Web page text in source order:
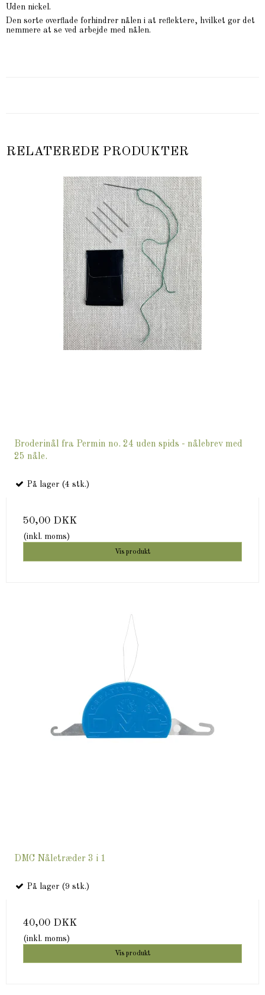
Uden nickel.
Den sorte overflade forhindrer nålen i at reflektere, hvilket gør det
nemmere at se ved arbejde med nålen.
RELATEREDE PRODUKTER
Broderinål fra Permin no. 24 uden spids - nålebrev med
25 nåle.
På lager (4 stk.)
50,00 DKK
(inkl. moms)
Vis produkt
DMC Nåletræder 3 i 1
På lager (9 stk.)
40,00 DKK
(inkl. moms)
Vis produkt